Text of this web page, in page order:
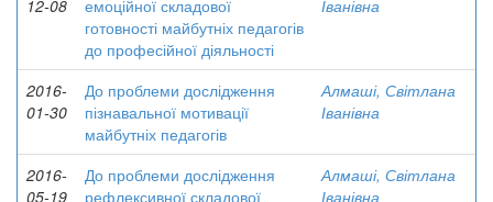
12-08
емоційної складової
готовності майбутніх педагогів
до професійної діяльності
Іванівна
2016-
01-30
До проблеми дослідження
пізнавальної мотивації
майбутніх педагогів
Алмаші, Світлана
Іванівна
2016-
05-19
До проблеми дослідження
рефлексивної складової
Алмаші, Світлана
Іванівна